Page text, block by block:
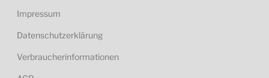
Impressum
Datenschutzerklärung
Verbraucherinformationen